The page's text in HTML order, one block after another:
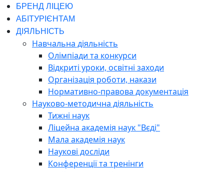
БРЕНД ЛІЦЕЮ
АБІТУРІЄНТАМ
ДІЯЛЬНІСТЬ
Навчальна діяльність
Олімпіади та конкурси
Відкриті уроки, освітні заходи
Організація роботи, накази
Нормативно-правова документація
Науково-методична діяльність
Тижні наук
Ліцейна академія наук "Вєді"
Мала академія наук
Наукові досліди
Конференції та тренінги